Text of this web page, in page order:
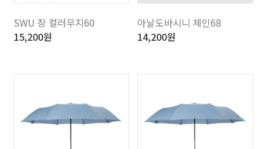
SWU 장 컬러무지60
15,200원
아날도바시니 체인68
14,200원